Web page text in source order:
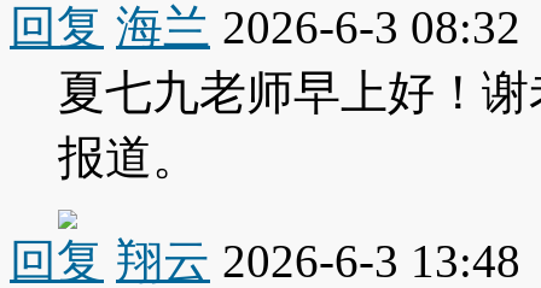
回复 海兰 2026-6-3 08:32
夏七九老师早上好！
报道。
回复 翔云 2026-6-3 13:48